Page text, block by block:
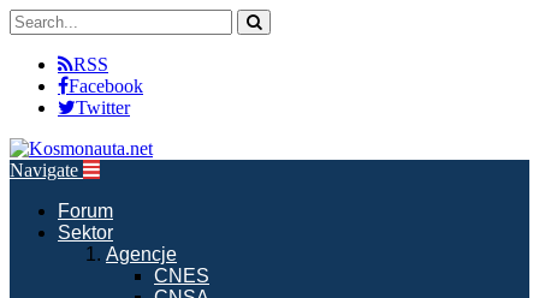
RSS
Facebook
Twitter
Navigate
Forum
Sektor
Agencje
CNES